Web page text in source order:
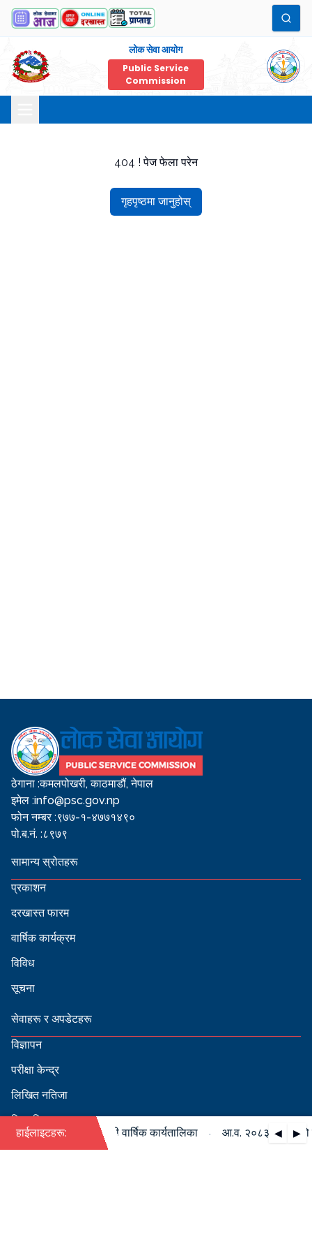
लोक सेवा आयोग
Public Service
Commission
404 ! पेज फेला परेन
गृहपृष्ठमा जानुहोस्
ठेगाना :कमलपोखरी, काठमाडौं, नेपाल
इमेल :info@psc.gov.np
फोन नम्बर :९७७-१-४७७१४९०
पो.ब.नं. :८९७९
सामान्य स्रोतहरू
प्रकाशन
दरखास्त फारम
वार्षिक कार्यक्रम
विविध
सूचना
सेवाहरू र अपडेटहरू
विज्ञापन
परीक्षा केन्द्र
लिखित नतिजा
सिफारिस
हाईलाइटहरू: ◀ ▶
०८४ को पदपूर्ति सम्बन्धी वार्षिक कार्यतालिका आ.व. २०८३/०८४ को